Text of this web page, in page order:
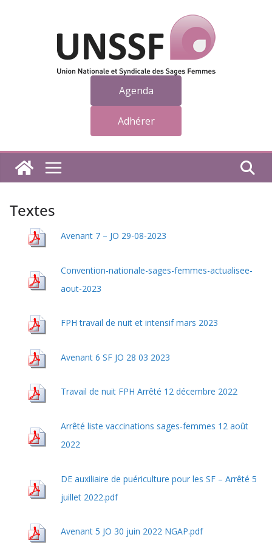
Agenda
Adhérer
Textes
Avenant 7 – JO 29-08-2023
Convention-nationale-sages-femmes-actualisee-
aout-2023
FPH travail de nuit et intensif mars 2023
Avenant 6 SF JO 28 03 2023
Travail de nuit FPH Arrêté 12 décembre 2022
Arrêté liste vaccinations sages-femmes 12 août
2022
DE auxiliaire de puériculture pour les SF – Arrêté 5
juillet 2022.pdf
Avenant 5 JO 30 juin 2022 NGAP.pdf